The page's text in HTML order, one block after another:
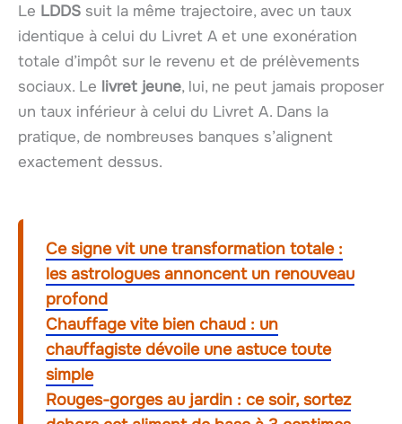
Le LDDS suit la même trajectoire, avec un taux
identique à celui du Livret A et une exonération
totale d’impôt sur le revenu et de prélèvements
sociaux. Le livret jeune, lui, ne peut jamais proposer
un taux inférieur à celui du Livret A. Dans la
pratique, de nombreuses banques s’alignent
exactement dessus.
Ce signe vit une transformation totale :
les astrologues annoncent un renouveau
profond
Chauffage vite bien chaud : un
chauffagiste dévoile une astuce toute
simple
Rouges-gorges au jardin : ce soir, sortez